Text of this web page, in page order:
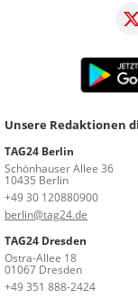
Unsere Redaktionen
TAG24 Berlin
Schönhauser Allee 36
10435 Berlin
+49 30 120880900
berlin@tag24.de
TAG24 Dresden
Ostra-Allee 18
01067 Dresden
+49 351 888-2424